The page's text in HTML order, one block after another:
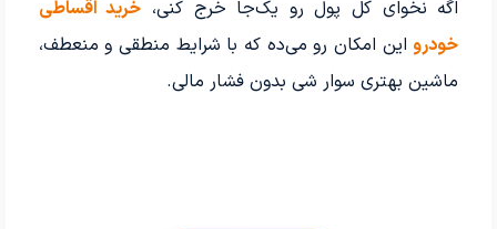
اگه نخوای کل پول رو یک‌جا خرج کنی، خرید اقساطی
خودرواین امکان رو می‌ده که با شرایط منطقی و منعطف،
ماشین بهتری سوار شی بدون فشار مالی.